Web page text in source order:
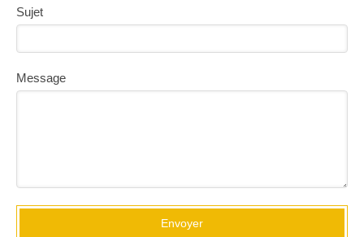
Sujet
Message
Envoyer